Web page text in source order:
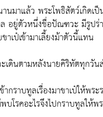
นมาแล้ว พระโพธิสัตว์เกิดเ
อยู่ตัวหนึ่งชื่อปัณฑวะ มีรูปร่
าเป๋เข้ามาเลี้ยงม้าตัวนี้แทน
ดินตามหลังนายคิริทัตทุกวัน
ากราบทูลเรื่องมาขาเป๋ให้พ
บโรคอะไรจึงไปกราบทูลให้พ